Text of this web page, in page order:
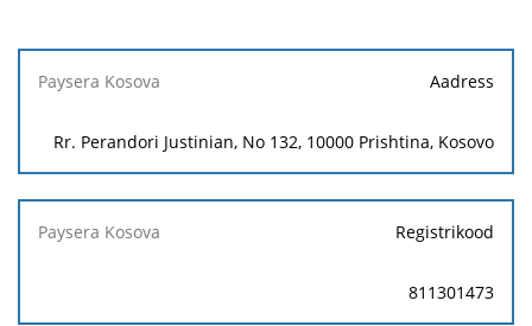
Paysera
Aadress
Rr. Perandori Justinian, No 132, 10000 Prishtina, Kosovo
Registrikood
811301473